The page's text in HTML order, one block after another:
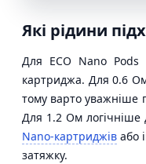
Які рідини
Для ECO Nano Pods
картриджа. Для 0.6
тому варто уважніше
Для 1.2 Ом логічніше
Nano-картриджів або
затяжку.